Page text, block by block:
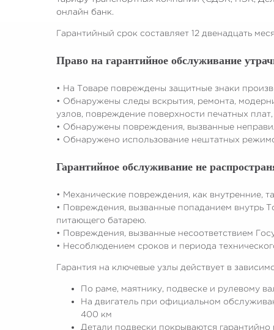
онлайн банк.
Гарантийный срок составляет 12 двенадцать
Право на гарантийное обслуживание
• На Товаре повреждены защитные знаки
• Обнаружены следы вскрытия, ремонта,
узлов, повреждение поверхности печатных
• Обнаружены повреждения, вызванные
• Обнаружено использование нештатных
Гарантийное обслуживание не
• Механические повреждения, как внутренние,
• Повреждения, вызванные попаданием внутрь
питающего батарею.
• Повреждения, вызванные несоответствием
• Несоблюдением сроков и периода
Гарантия на ключевые узлы действует в
По раме, маятнику, подвеске и рулевому
На двигатель при официальном
400 км
Детали подвески покрываются